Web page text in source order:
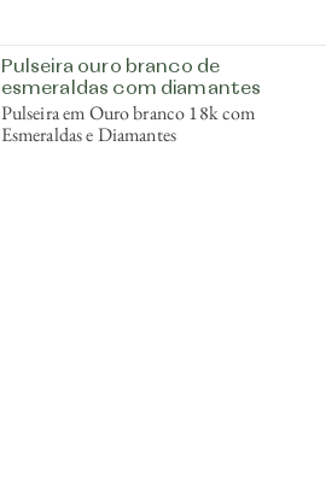
Pulseira ouro branco de
esmeraldas com diamantes
Pulseira em Ouro branco 18k com
Esmeraldas e Diamantes